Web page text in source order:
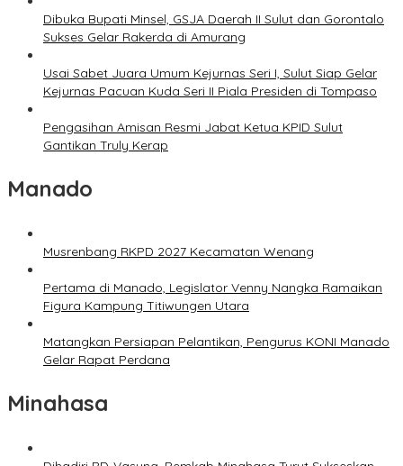
Dibuka Bupati Minsel, GSJA Daerah II Sulut dan Gorontalo
Sukses Gelar Rakerda di Amurang
Usai Sabet Juara Umum Kejurnas Seri I, Sulut Siap Gelar
Kejurnas Pacuan Kuda Seri II Piala Presiden di Tompaso
Pengasihan Amisan Resmi Jabat Ketua KPID Sulut
Gantikan Truly Kerap
Manado
Musrenbang RKPD 2027 Kecamatan Wenang
Pertama di Manado, Legislator Venny Nangka Ramaikan
Figura Kampung Titiwungen Utara
Matangkan Persiapan Pelantikan, Pengurus KONI Manado
Gelar Rapat Perdana
Minahasa